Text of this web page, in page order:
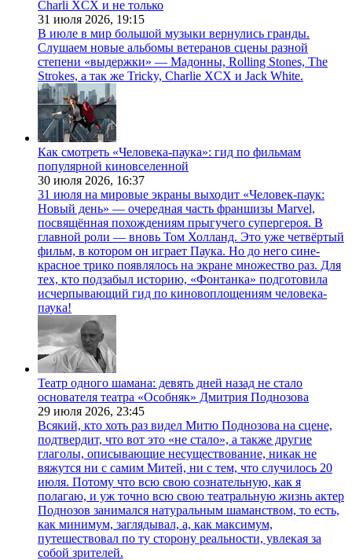
Charli XCX и не только
31 июля 2026, 19:15
В июле в мир большой музыки вернулись гранды.
Слушаем новые альбомы ветеранов сцены разной
степени «выдержки» — Мадонны, Rolling Stones, The
Strokes, а так же Tricky, Charlie XCX и Jack White.
Как смотреть «Человека-паука»: гид по фильмам
популярной киновселенной
30 июля 2026, 16:37
31 июля на мировые экраны выходит «Человек-паук:
Новый день» — очередная часть франшизы Marvel,
посвящённая похождениям прыгучего супергероя. В
главной роли — вновь Том Холланд. Это уже четвёртый
фильм, в котором он играет Паука. Но до него сине-
красное трико появлялось на экране множество раз. Для
тех, кто подзабыл историю, «Фонтанка» подготовила
исчерпывающий гид по киновоплощениям человека-
паука!
Театр одного шамана: девять дней назад не стало
основателя театра «Особняк» Дмитрия Поднозова
29 июля 2026, 23:45
Всякий, кто хоть раз видел Митю Поднозова на сцене,
подтвердит, что вот это «не стало», а также другие
глаголы, описывающие несуществование, никак не
вяжутся ни с самим Митей, ни с тем, что случилось 20
июля. Потому что всю свою сознательную, как я
полагаю, и уж точно всю свою театральную жизнь актер
Поднозов занимался натуральным шаманством, то есть,
как минимум, заглядывал, а, как максимум,
путешествовал по ту сторону реальности, увлекая за
собой зрителей.